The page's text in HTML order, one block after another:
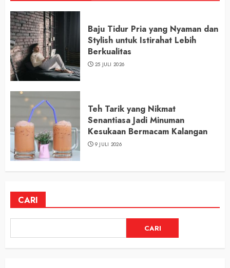
Baju Tidur Pria yang Nyaman dan
Stylish untuk Istirahat Lebih
Berkualitas
25 JULI 2026
Teh Tarik yang Nikmat
Senantiasa Jadi Minuman
Kesukaan Bermacam Kalangan
9 JULI 2026
CARI
CARI